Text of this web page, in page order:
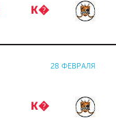
К�
28 ФЕВРАЛЯ
К�